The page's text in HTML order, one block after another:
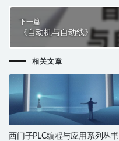
下一篇
《自动机与自动线》
相关文章
西门子PLC编程与应用系列丛书